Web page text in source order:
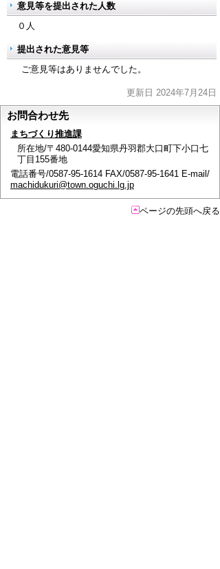
意見等を提出された人数
０人
提出された意見等
ご意見等はありませんでした。
更新日 2024年7月24日
お問合わせ先
まちづくり推進課
所在地/〒480-0144愛知県丹羽郡大口町下小口七
丁目155番地
電話番号/0587-95-1614 FAX/0587-95-1641 E-mail/
machidukuri@town.oguchi.lg.jp
ページの先頭へ戻る